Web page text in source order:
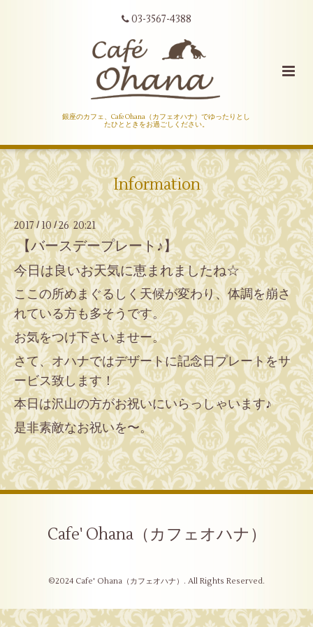
03-3567-4388
銀座のカフェ、Cafe Ohana（カフェオハナ）でゆったりとし
たひとときをお過ごしください。
Information
2017/10 /26 20:21
【バースデープレート♪】
今日は良いお天気に恵まれましたね☆
ここの所めまぐるしく天候が変わり、体調を崩さ
れている方も多そうです。
お気をつけ下さいませー。
さて、オハナではデザートに記念日プレートをサ
ービス致します！
本日は沢山の方がお祝いにいらっしゃいます♪
是非素敵なお祝いを〜。
Cafe' Ohana（カフェオハナ）
©2024 Cafe' Ohana（カフェオハナ） . All Rights Reserved.